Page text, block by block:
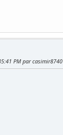
PM par casimir8740